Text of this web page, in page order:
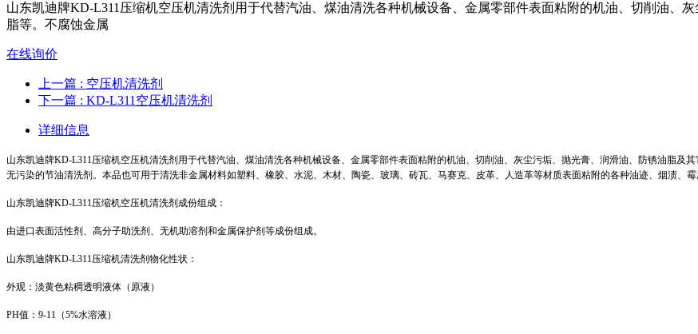
山东凯迪牌KD-L311压缩机空压机清洗剂用于代替汽油、煤油清洗各种机械设备、金属零部件表面粘附的机油、切削油、
脂等。不腐蚀金属
在线询价
上一篇 : 空压机清洗剂
下一篇 : KD-L311空压机清洗剂
详细信息
山东凯迪牌KD-L311压缩机空压机清洗剂用于代替汽油、煤油清洗各种机械设备、金属零部件表面粘附的机油、切削油、灰尘污垢、抛光膏、润滑油、防锈油脂及
无污染的节油清洗剂。本品也可用于清洗非金属材料如塑料、橡胶、水泥、木材、陶瓷、玻璃、砖瓦、马赛克、皮革、人造革等材质表面粘附的各种油迹、烟渍、霉
山东凯迪牌KD-L311压缩机空压机清洗剂成份组成：
由进口表面活性剂、高分子助洗剂、无机助溶剂和金属保护剂等成份组成。
山东凯迪牌KD-L311压缩机清洗剂物化性状：
外观：淡黄色粘稠透明液体（原液）
PH值：9-11（5%水溶液）